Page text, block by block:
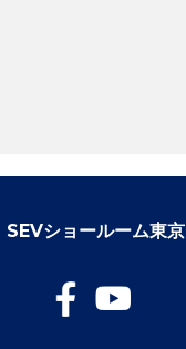
SEVショールーム東京